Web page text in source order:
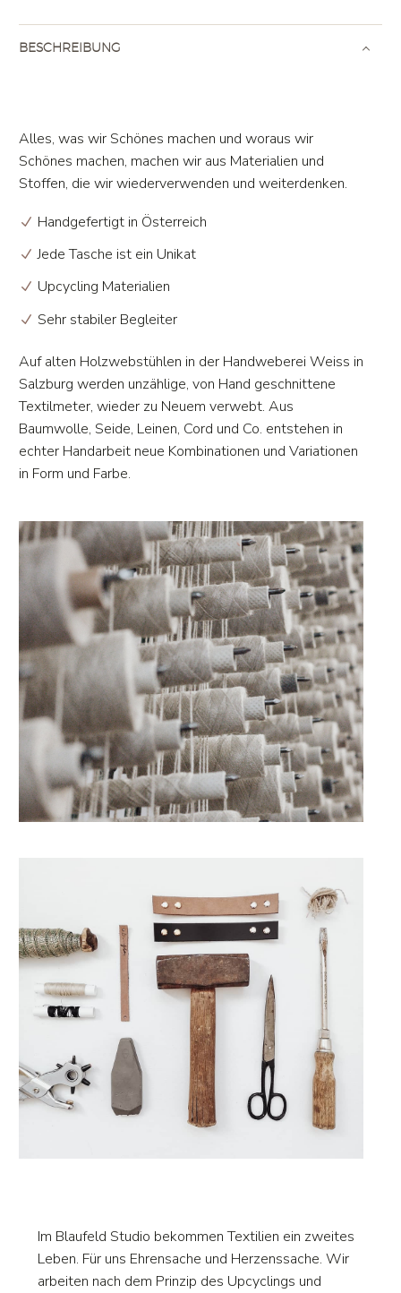
BESCHREIBUNG
Alles, was wir Schönes machen und woraus wir
Schönes machen, machen wir aus Materialien und
Stoffen, die wir wiederverwenden und weiterdenken.
Handgefertigt in Österreich
Jede Tasche ist ein Unikat
Upcycling Materialien
Sehr stabiler Begleiter
Auf alten Holzwebstühlen in der Handweberei Weiss in
Salzburg werden unzählige, von Hand geschnittene
Textilmeter, wieder zu Neuem verwebt. Aus
Baumwolle, Seide, Leinen, Cord und Co. entstehen in
echter Handarbeit neue Kombinationen und Variationen
in Form und Farbe.
Im Blaufeld Studio bekommen Textilien ein zweites
Leben. Für uns Ehrensache und Herzenssache. Wir
arbeiten nach dem Prinzip des Upcyclings und